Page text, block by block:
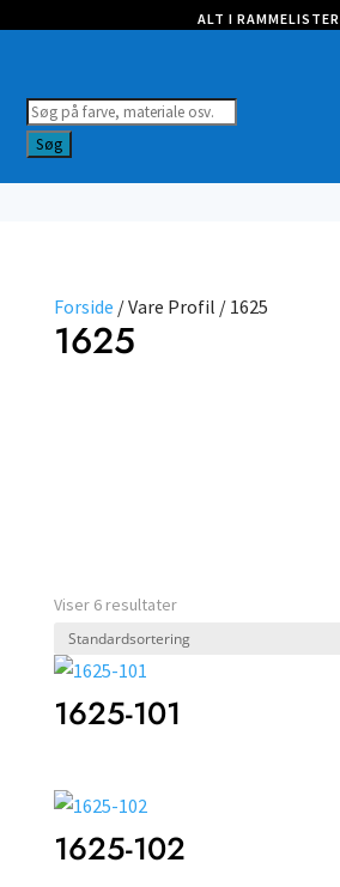
ALT I RAMMELISTER
Products
search
Søg
Forside / Vare Profil / 1625
1625
Viser 6 resultater
1625-101
1625-102